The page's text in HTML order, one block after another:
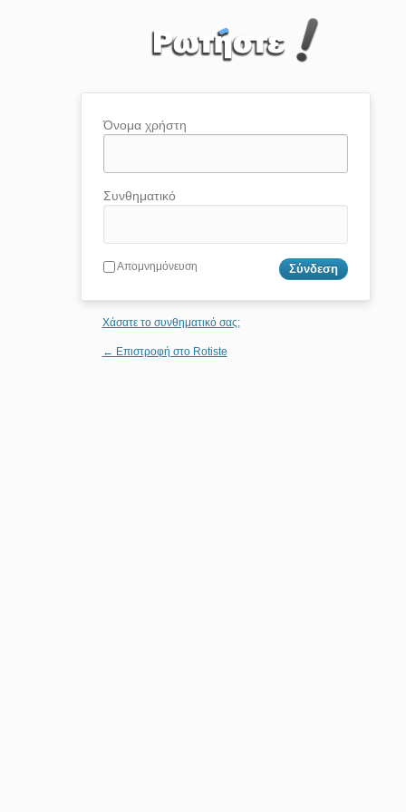
Όνομα χρήστη
Συνθηματικό
Απομνημόνευση
Χάσατε το συνθηματικό σας;
← Επιστροφή στο Rotiste